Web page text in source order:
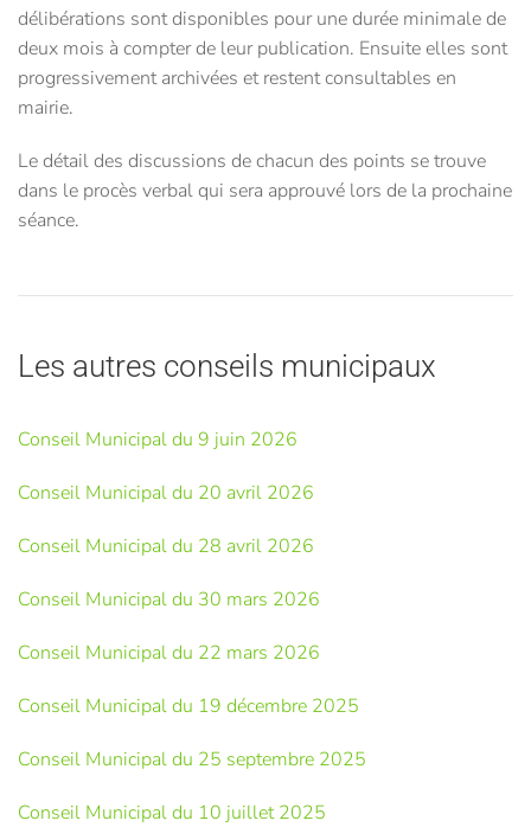
délibérations sont disponibles pour une durée minimale de
deux mois à compter de leur publication. Ensuite elles sont
progressivement archivées et restent consultables en
mairie.
Le détail des discussions de chacun des points se trouve
dans le procès verbal qui sera approuvé lors de la prochaine
séance.
Les autres conseils municipaux
Conseil Municipal du 9 juin 2026
Conseil Municipal du 20 avril 2026
Conseil Municipal du 28 avril 2026
Conseil Municipal du 30 mars 2026
Conseil Municipal du 22 mars 2026
Conseil Municipal du 19 décembre 2025
Conseil Municipal du 25 septembre 2025
Conseil Municipal du 10 juillet 2025